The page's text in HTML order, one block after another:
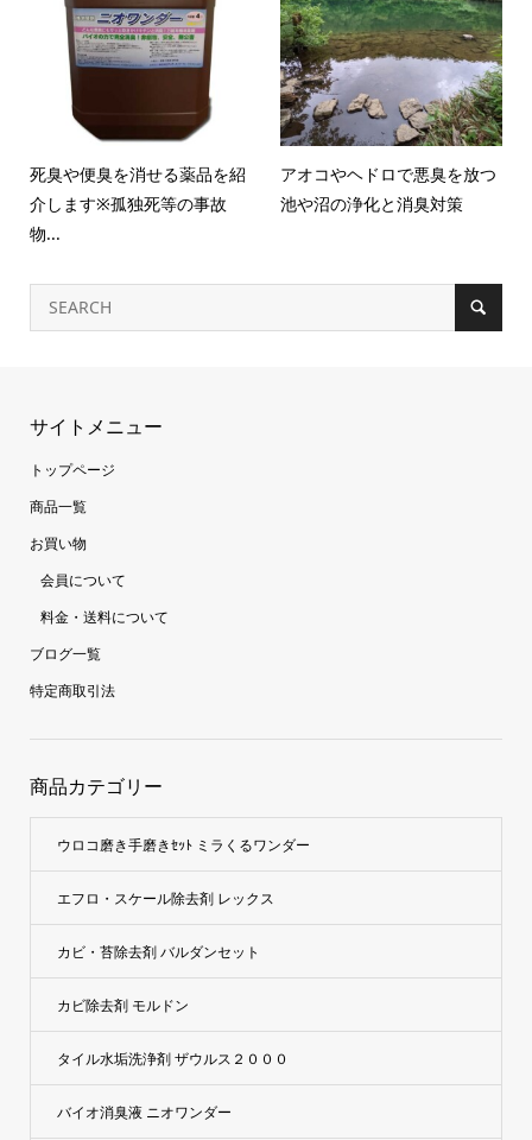
死臭や便臭を消せる薬品を紹
介します※孤独死等の事故
物...
アオコやヘドロで悪臭を放つ
池や沼の浄化と消臭対策
サイトメニュー
トップページ
商品一覧
お買い物
会員について
料金・送料について
ブログ一覧
特定商取引法
商品カテゴリー
ウロコ磨き手磨きｾｯﾄ ミラくるワンダー
エフロ・スケール除去剤 レックス
カビ・苔除去剤 バルダンセット
カビ除去剤 モルドン
タイル水垢洗浄剤 ザウルス２０００
バイオ消臭液 ニオワンダー